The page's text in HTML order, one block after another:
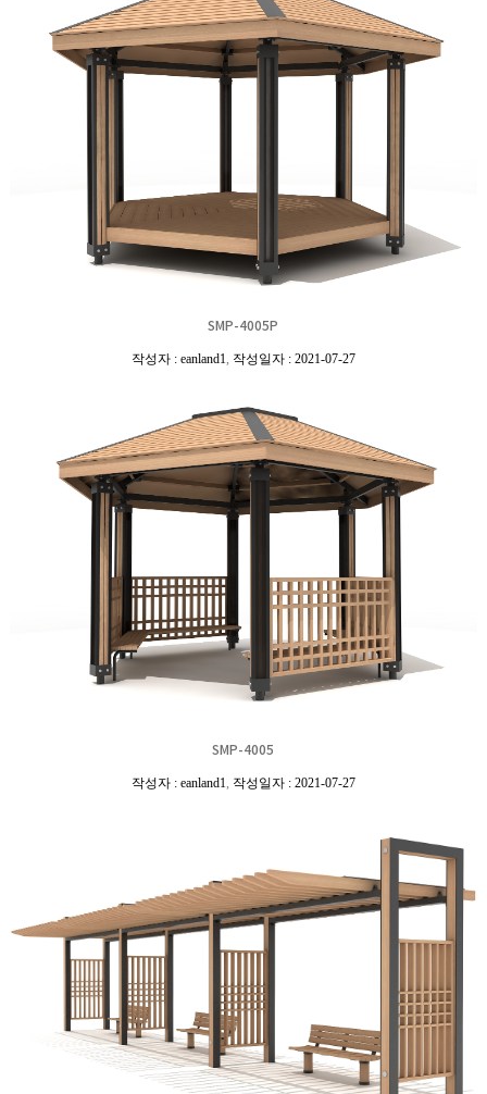
SMP-4005P
작성자 : eanland1, 작성일자 : 2021-07-27
SMP-4005
작성자 : eanland1, 작성일자 : 2021-07-27